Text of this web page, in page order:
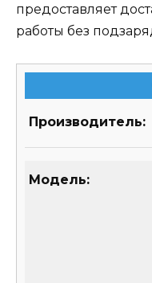
предоставляет
работы без
Производитель:
Модель: